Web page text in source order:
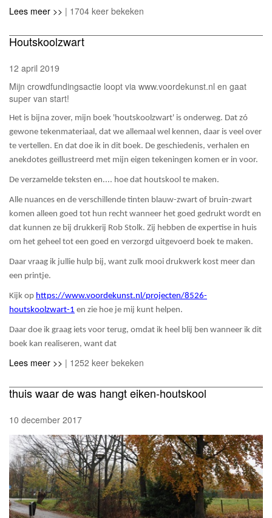
Lees meer >> | 1704 keer bekeken
Houtskoolzwart
12 april 2019
Mijn crowdfundingsactie loopt via www.voordekunst.nl en gaat
super van start!
Het is bijna zover, mijn boek 'houtskoolzwart' is onderweg. Dat zó
gewone tekenmateriaal, dat we allemaal wel kennen, daar is veel over
te vertellen. En dat doe ik in dit boek. De geschiedenis, verhalen en
anekdotes geïllustreerd met mijn eigen tekeningen komen er in voor.
De verzamelde teksten en.... hoe dat houtskool te maken.
Alle nuances en de verschillende tinten blauw-zwart of bruin-zwart
komen alleen goed tot hun recht wanneer het goed gedrukt wordt en
dat kunnen ze bij drukkerij Rob Stolk. Zij hebben de expertise in huis
om het geheel tot een goed en verzorgd uitgevoerd boek te maken.
Daar vraag ik jullie hulp bij, want zulk mooi drukwerk kost meer dan
een printje.
Kijk op https://www.voordekunst.nl/projecten/8526-
houtskoolzwart-1 en zie hoe je mij kunt helpen.
Daar doe ik graag iets voor terug, omdat ik heel blij ben wanneer ik dit
boek kan realiseren, want dat
Lees meer >> | 1252 keer bekeken
thuis waar de was hangt eiken-houtskool
10 december 2017